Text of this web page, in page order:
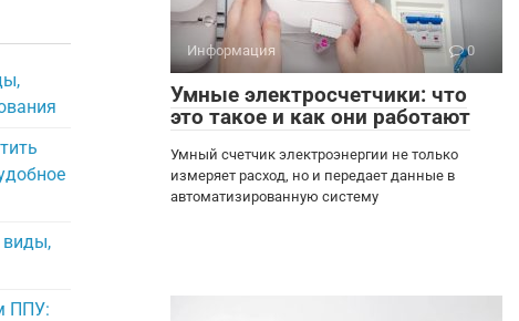
Информация 0
Умные электросчетчики: что
это такое и как они работают
Умный счетчик электроэнергии не только
измеряет расход, но и передает данные в
автоматизированную систему
виды,
ППУ: